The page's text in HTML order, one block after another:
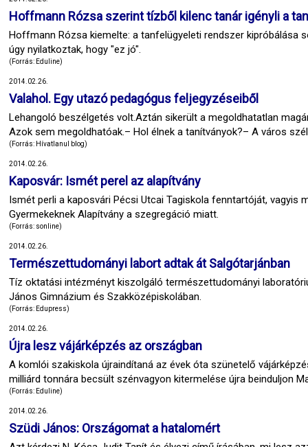
Hoffmann Rózsa szerint tízből kilenc tanár igényli a
Hoffmann Rózsa kiemelte: a tanfelügyeleti rendszer kipróbálása
úgy nyilatkoztak, hogy "ez jó".
(Forrás: Eduline)
2014.02.26.
Valahol. Egy utazó pedagógus feljegyzéseiből
Lehangoló beszélgetés volt.Aztán sikerült a megoldhatatlan
Azok sem megoldhatóak.– Hol élnek a tanítványok?– A város
(Forrás: Hívatlanul blog)
2014.02.26.
Kaposvár: Ismét perel az alapítvány
Ismét perli a kaposvári Pécsi Utcai Tagiskola fenntartóját, vagyis
Gyermekeknek Alapítvány a szegregáció miatt.
(Forrás: sonline)
2014.02.26.
Természettudományi labort adtak át Salgótarjánban
Tíz oktatási intézményt kiszolgáló természettudományi
János Gimnázium és Szakközépiskolában.
(Forrás: Edupress)
2014.02.26.
Újra lesz vájárképzés az országban
A komlói szakiskola újraindítaná az évek óta szünetelő
milliárd tonnára becsült szénvagyon kitermelése újra beinduljon
(Forrás: Eduline)
2014.02.26.
Szüdi János: Országomat a hatalomért